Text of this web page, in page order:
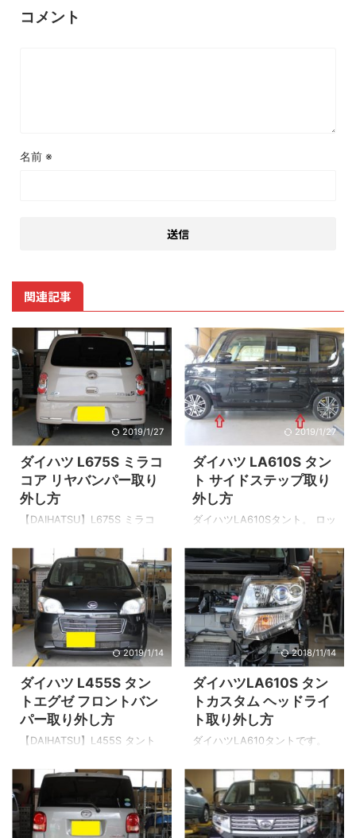
コメント
名前 ※
関連記事
2019/1/27
ダイハツ L675S ミラコ
コア リヤバンパー取り
外し方
【DAIHATSU】L675S ミラコ
し方の説明です。 バックドア
パネルを開ける バックドアを
開けてクリップ位置を確認。
赤丸の箇所×2個 溝にツールを
入れ起こせば外れます。 名
称：クリップ 部品番号：
90044-68320 価格：
￥160（税抜） リヤバンパー
サイド部分 サイドにはこちら
のクリップが止まっていま
す。(左右) 外し方は上記のク
リップ同様に溝にツールをい
プ 部品番号：90044-67585
価格：￥100（税抜） &nbsp
2019/1/27
ダイハツ LA610S タン
ト サイドステップ取り
外し方
ダイハツLA610Sタント。 ロッ
ステップ)の取り方です。 実は
こちらの部品を脱着するのに
フロントバンパー・ヘッドラ
イト・フロントフェンダーを
取り外す必要があります。 今
まのでの車両は単体で取り外
せましたが1箇所フェンダー側
にM6ボルトが隠されていま
す。 このボルトが有るため複
数の部品の脱着が必要になり
ます。 それではご説明致しま
す。（左側のロッカーパネル
し こちらに関しては関連記事
でご説明してます。 ヘッドラ
ンプ取り外し こちらも同 ...
2019/1/14
ダイハツ L455S タン
トエグゼ フロントバン
パー取り外し方
【DAIHATSU】L455S タント
り外し方の説明です。 ▼リヤ
バンパー脱着はこちらで説明
してます。 ボンネットを開け
る クリップの位置を確認！ 3
2018/11/14
ダイハツLA610S タン
トカスタム ヘッドライ
ト取り外し方
ダイハツLA610タントです。
ンプユニット取り外し方を含
め便利な工具をご紹介しま
す。 フロントバンパー取り外
し 参考までにLA610Sタントの